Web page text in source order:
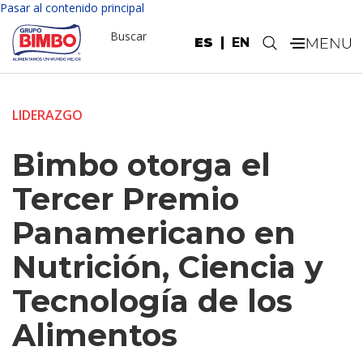
Pasar al contenido principal
ES EN
Buscar .
LIDERAZGO
Bimbo otorga el
Tercer Premio
Panamericano en
Nutrición, Ciencia y
Tecnología de los
Alimentos